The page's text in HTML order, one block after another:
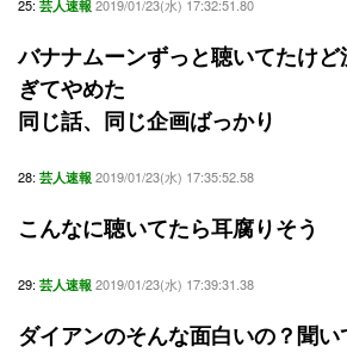
25: 芸人速報 2019/01/23(水) 17:32:51.80
バナナムーンずっと聴いてたけ
ぎてやめた
同じ話、同じ企画ばっかり
28: 芸人速報 2019/01/23(水) 17:35:52.58
こんなに聴いてたら耳腐りそう
29: 芸人速報 2019/01/23(水) 17:39:31.38
ダイアンのそんな面白いの？聞